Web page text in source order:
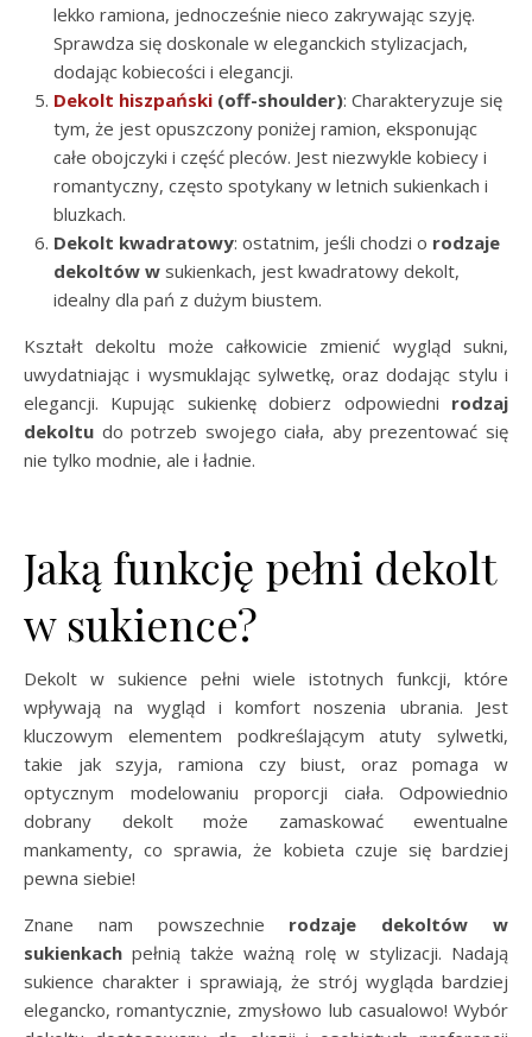
lekko ramiona, jednocześnie nieco zakrywając szyję.
Sprawdza się doskonale w eleganckich stylizacjach,
dodając kobiecości i elegancji.
Dekolt hiszpański (off-shoulder): Charakteryzuje się
tym, że jest opuszczony poniżej ramion, eksponując
całe obojczyki i część pleców. Jest niezwykle kobiecy i
romantyczny, często spotykany w letnich sukienkach i
bluzkach.
Dekolt kwadratowy: ostatnim, jeśli chodzi o rodzaje
dekoltów w sukienkach, jest kwadratowy dekolt,
idealny dla pań z dużym biustem.
Kształt dekoltu może całkowicie zmienić wygląd sukni,
uwydatniając i wysmuklając sylwetkę, oraz dodając stylu i
elegancji. Kupując sukienkę dobierz odpowiedni rodzaj
dekoltu do potrzeb swojego ciała, aby prezentować się
nie tylko modnie, ale i ładnie.
Jaką funkcję pełni dekolt
w sukience?
Dekolt w sukience pełni wiele istotnych funkcji, które
wpływają na wygląd i komfort noszenia ubrania. Jest
kluczowym elementem podkreślającym atuty sylwetki,
takie jak szyja, ramiona czy biust, oraz pomaga w
optycznym modelowaniu proporcji ciała. Odpowiednio
dobrany dekolt może zamaskować ewentualne
mankamenty, co sprawia, że kobieta czuje się bardziej
pewna siebie!
Znane nam powszechnie rodzaje dekoltów w
sukienkach pełnią także ważną rolę w stylizacji. Nadają
sukience charakter i sprawiają, że strój wygląda bardziej
elegancko, romantycznie, zmysłowo lub casualowo! Wybór